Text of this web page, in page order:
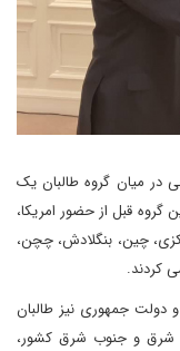
در میان گروه طالبان یک
قبل از حضور امریکا،
چین، بنگلادش، چچن،
کردند.
جمهوری نیز طالبان
شرق و جنوب شرق کشور،